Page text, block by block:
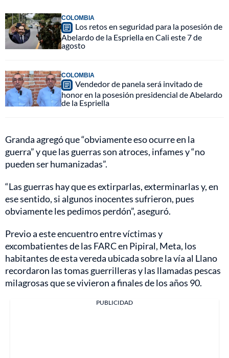
COLOMBIA
Los retos en seguridad para la posesión de
Abelardo de la Espriella en Cali este 7 de
agosto
COLOMBIA
Vendedor de panela será invitado de
honor en la posesión presidencial de Abelardo
de la Espriella
Granda agregó que “obviamente eso ocurre en la
guerra” y que las guerras son atroces, infames y “no
pueden ser humanizadas”.
“Las guerras hay que es extirparlas, exterminarlas y, en
ese sentido, si algunos inocentes sufrieron, pues
obviamente les pedimos perdón”, aseguró.
Previo a este encuentro entre víctimas y
excombatientes de las FARC en Pipiral, Meta, los
habitantes de esta vereda ubicada sobre la vía al Llano
recordaron las tomas guerrilleras y las llamadas pescas
milagrosas que se vivieron a finales de los años 90.
PUBLICIDAD